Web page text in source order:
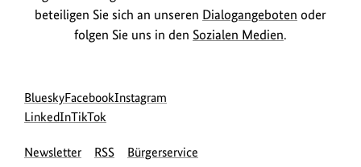
beteiligen Sie sich an unseren Dialogangeboten oder
folgen Sie uns in den Sozialen Medien.
Social
Media
Blueskyzur
Bluesky-
des
Facebookzur
des
Instagram
des
LinkedInzur
Seite
zur
Seite
TikTok
Newsletter RSS Bürgerservice